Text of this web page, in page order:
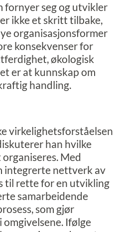
fornyer seg og utvikler
ikke et skritt tilbake,
organisasjonsformer
konsekvenser for
økologisk
er at kunnskap om
handling.
virkelighetsforståelsen
han hvilke
Med
integrerte nettverk av
til rette for en utvikling
samarbeidende
som gjør
Ifølge